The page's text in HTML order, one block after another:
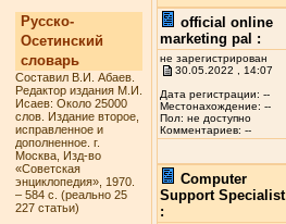
Русско-
Осетинский
словарь
Составил В.И. Абаев.
Редактор издания М.И.
Исаев: Около 25000
слов. Издание второе,
исправленное и
дополненное. г.
Москва, Изд-во
«Советская
энциклопедия», 1970.
– 584 с. (реально 25
227 статьи)
official online
marketing pal :
не зарегистрирован
30.05.2022 , 14:07
Дата регистрации: --
Местонахождение: --
Пол: не доступно
Комментариев: --
Computer
Support Specialist
: